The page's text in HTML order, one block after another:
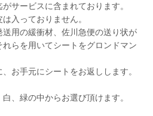
サービスに含まれております。
入っておりません。
用の緩衝材、佐川急便の送り状が
らを用いてシートをグロンドマン
お手元にシートをお返しします。
、緑の中からお選び頂けます。